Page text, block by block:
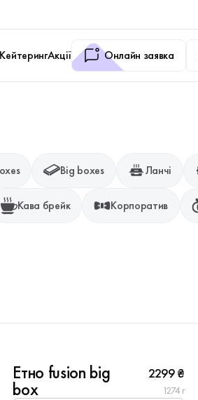
КейтерингАкції Онлайн заявка
Big boxes Ланчі
Кава брейк Корпоратив
Етно fusion big
box
2299 ₴
1274 г